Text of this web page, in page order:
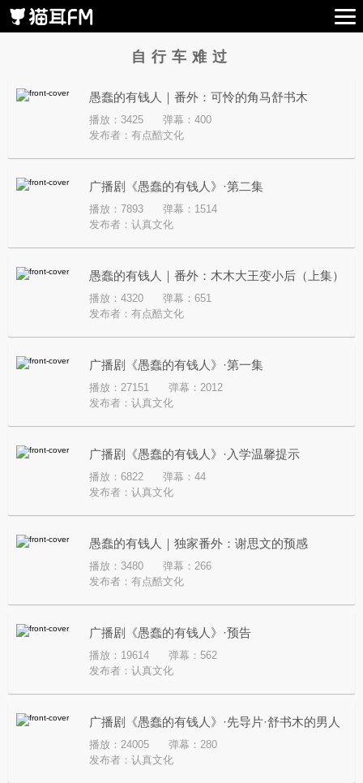
自行车难过
愚蠢的有钱人｜番外：可怜的角马舒书木
播放：3425
弹幕：400
发布者： 有点酷文化
广播剧《愚蠢的有钱人》·第二集
播放：7893
弹幕：1514
发布者： 认真文化
愚蠢的有钱人｜番外：木木大王变小后（上集）
播放：4320
弹幕：651
发布者： 有点酷文化
广播剧《愚蠢的有钱人》·第一集
播放：27151
弹幕：2012
发布者： 认真文化
广播剧《愚蠢的有钱人》·入学温馨提示
播放：6822
弹幕：44
发布者： 认真文化
愚蠢的有钱人｜独家番外：谢思文的预感
播放：3480
弹幕：266
发布者： 有点酷文化
广播剧《愚蠢的有钱人》·预告
播放：19614
弹幕：562
发布者： 认真文化
广播剧《愚蠢的有钱人》·先导片·舒书木的男人
们
播放：24005
弹幕：280
发布者： 认真文化